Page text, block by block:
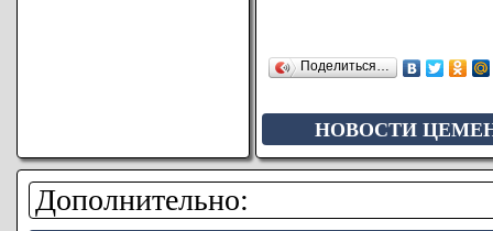
Поделиться…
НОВОСТИ
Дополнительно: